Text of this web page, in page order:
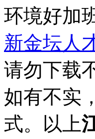
环境好加
新金坛人
请勿下载
如有不实
式。以上